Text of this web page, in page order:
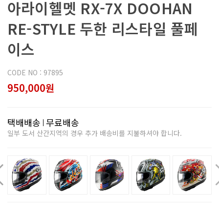
아라이헬멧 RX-7X DOOHAN
RE-STYLE 두한 리스타일 풀페
이스
CODE NO : 97895
950,000원
택배배송 무료배송
일부 도서 산간지역의 경우 추가 배송비를 지불하셔야 합니다.